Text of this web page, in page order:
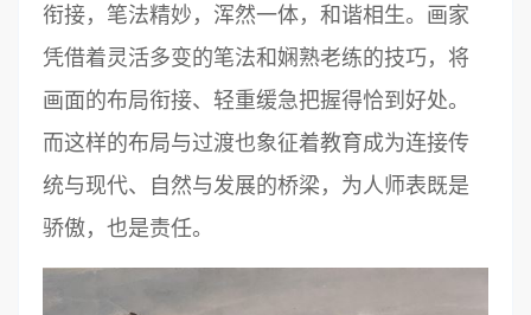
衔接，笔法精妙，浑然一体，和谐相生。画家
凭借着灵活多变的笔法和娴熟老练的技巧，将
画面的布局衔接、轻重缓急把握得恰到好处。
而这样的布局与过渡也象征着教育成为连接传
统与现代、自然与发展的桥梁，为人师表既是
骄傲，也是责任。